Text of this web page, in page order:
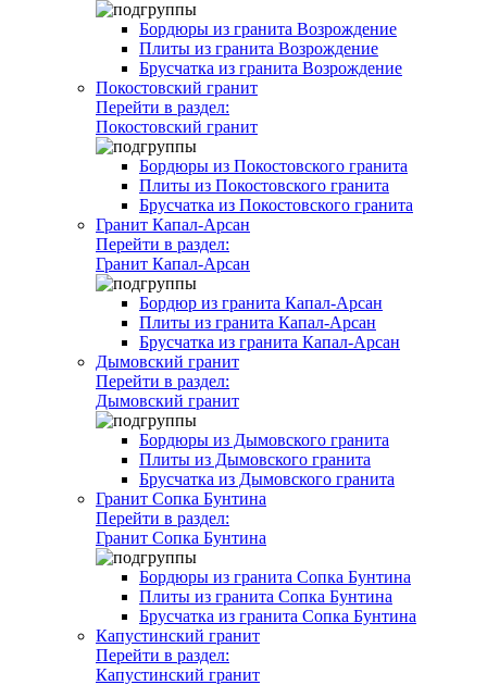
Бордюры из гранита Возрождение
Плиты из гранита Возрождение
Брусчатка из гранита Возрождение
Покостовский гранит
Перейти в раздел:
Покостовский гранит
Бордюры из Покостовского гранита
Плиты из Покостовского гранита
Брусчатка из Покостовского гранита
Гранит Капал-Арсан
Перейти в раздел:
Гранит Капал-Арсан
Бордюр из гранита Капал-Арсан
Плиты из гранита Капал-Арсан
Брусчатка из гранита Капал-Арсан
Дымовский гранит
Перейти в раздел:
Дымовский гранит
Бордюры из Дымовского гранита
Плиты из Дымовского гранита
Брусчатка из Дымовского гранита
Гранит Сопка Бунтина
Перейти в раздел:
Гранит Сопка Бунтина
Бордюры из гранита Сопка Бунтина
Плиты из гранита Сопка Бунтина
Брусчатка из гранита Сопка Бунтина
Капустинский гранит
Перейти в раздел:
Капустинский гранит